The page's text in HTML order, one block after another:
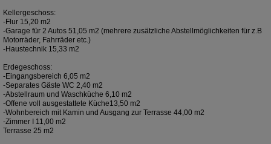
Kellergeschoss:
-Flur 15,20 m2
-Garage für 2 Autos 51,05 m2 (mehrere zusätzliche Abstellmöglichkeiten für z.B
Motorräder, Fahrräder etc.)
-Haustechnik 15,33 m2
Erdegeschoss:
-Eingangsbereich 6,05 m2
-Separates Gäste WC 2,40 m2
-Abstellraum und Waschküche 6,10 m2
-Offene voll ausgestattete Küche13,50 m2
-Wohnbereich mit Kamin und Ausgang zur Terrasse 44,00 m2
-Zimmer I 11,00 m2
Terrasse 25 m2